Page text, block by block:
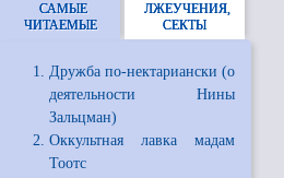
САМЫЕ
ЧИТАЕМЫЕ
ЛЖЕУЧЕНИЯ,
СЕКТЫ
Дружба по-нектариански (о
деятельности Нины
Зальцман)
Оккультная лавка мадам
Тоотс